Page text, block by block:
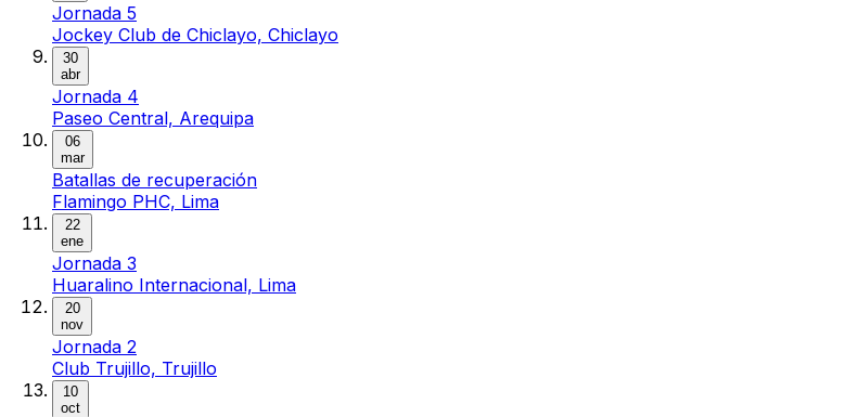
Jornada 5
Jockey Club de Chiclayo, Chiclayo
30
abr
Jornada 4
Paseo Central, Arequipa
06
mar
Batallas de recuperación
Flamingo PHC, Lima
22
ene
Jornada 3
Huaralino Internacional, Lima
20
nov
Jornada 2
Club Trujillo, Trujillo
10
oct